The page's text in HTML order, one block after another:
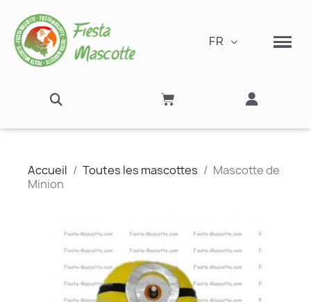
FR
Accueil Toutes les mascottes
Mascotte de
Minion